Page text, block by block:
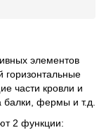
элементов
горизонтальные
части кровли и
балки, фермы и т.д.
2 функции: